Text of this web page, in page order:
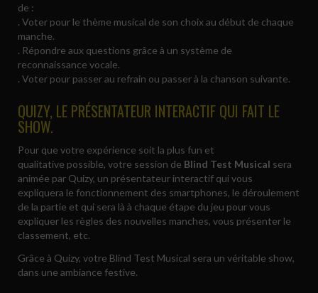
de :
. Voter pour le thème musical de son choix au début de chaque
manche.
. Répondre aux questions grâce à un système de
reconnaissance vocale.
. Voter pour passer au refrain ou passer à la chanson suivante.
QUIZY, LE PRÉSENTATEUR INTERACTIF QUI FAIT LE
SHOW.
Pour que votre expérience soit la plus fun et
qualitative possible, votre session de Blind Test Musical sera
animée par Quizy, un présentateur interactif qui vous
expliquera le fonctionnement des smartphones, le déroulement
de la partie et qui sera là à chaque étape du jeu pour vous
expliquer les règles des nouvelles manches, vous présenter le
classement, etc.
Grâce à Quizy, votre Blind Test Musical sera un véritable show,
dans une ambiance festive.